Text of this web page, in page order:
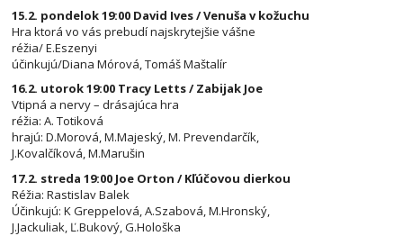
15.2. pondelok 19:00 David Ives / Venuša v kožuchu
Hra ktorá vo vás prebudí najskrytejšie vášne
réžia/ E.Eszenyi
účinkujú/Diana Mórová, Tomáš Maštalír
16.2. utorok 19:00 Tracy Letts / Zabijak Joe
Vtipná a nervy – drásajúca hra
réžia: A. Totiková
hrajú: D.Morová, M.Majeský, M. Prevendarčík,
J.Kovalčíková, M.Marušin
17.2. streda 19:00 Joe Orton / Kľúčovou dierkou
Réžia: Rastislav Balek
Účinkujú: K Greppelová, A.Szabová, M.Hronský,
J.Jackuliak, Ľ.Bukový, G.Hološka